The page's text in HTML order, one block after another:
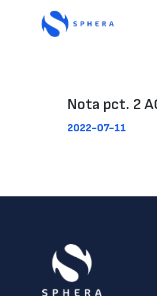
Nota pct. 2
2022-07-11